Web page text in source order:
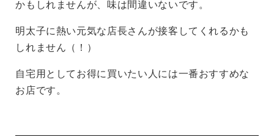
かもしれませんが、味は間違いないです。
明太子に熱い元気な店長さんが接客してくれるかも
しれません（！）
自宅用としてお得に買いたい人には一番おすすめな
お店です。